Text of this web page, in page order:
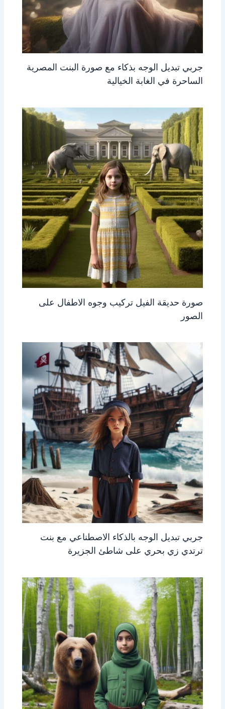
جربي تبديل الوجه بذكاء مع صورة البنت المصرية
الساحرة في الغابة الخيالية
صورة حديقة الفيل تركيب وجوه الاطفال على
الصور
جربي تبديل الوجه بالذكاء الاصطناعي مع بنت
ترتدي زي بحري على شاطئ الجزيرة